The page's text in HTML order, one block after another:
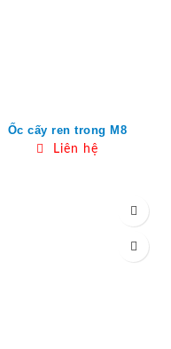
Ốc cấy ren trong M8
Liên hệ